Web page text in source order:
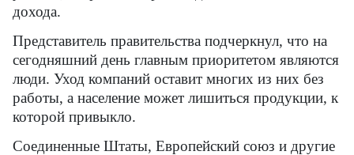
дохода.
Представитель правительства подчеркнул, что на
сегодняшний день главным приоритетом являются
люди. Уход компаний оставит многих из них без
работы, а население может лишиться продукции, к
которой привыкло.
Соединенные Штаты, Европейский союз и другие